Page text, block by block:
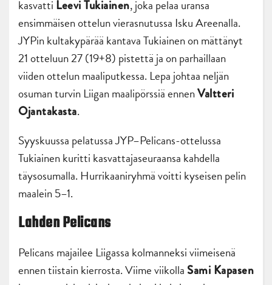
kasvatti Leevi Tukiainen, joka pelaa uransa
ensimmäisen ottelun vierasnutussa Isku Areenalla.
JYPin kultakypärää kantava Tukiainen on mättänyt
21 otteluun 27 (19+8) pistettä ja on parhaillaan
viiden ottelun maaliputkessa. Lepa johtaa neljän
osuman turvin Liigan maalipörssiä ennenValtteri
Ojantakasta.
Syyskuussa pelatussa JYP–Pelicans-ottelussa
Tukiainen kuritti kasvattajaseuraansa kahdella
täysosumalla. Hurrikaaniryhmä voitti kyseisen pelin
maalein 5–1.
Lahden Pelicans
Pelicans majailee Liigassa kolmanneksi viimeisenä
ennen tiistain kierrosta. Viime viikolla Sami Kapasen